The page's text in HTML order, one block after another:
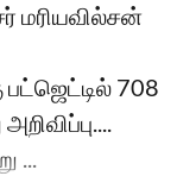
மரியவில்சன்
708
...